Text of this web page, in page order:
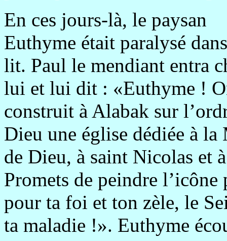
En ces jours-là, le paysan
Euthyme était paralysé
lit. Paul le mendiant entra
lui et lui dit : «Euthyme !
construit à Alabak sur
Dieu une église dédiée à la
de Dieu, à saint Nicolas et
Promets de peindre
pour ta foi et ton zèle, le
ta maladie !». Euthyme